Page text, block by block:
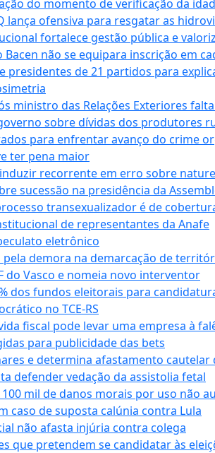
do momento de verificação da
lança ofensiva para resgatar as
fortalece gestão pública e
não se equipara inscrição em
de 21 partidos para
ministro das Relações Exteriores
sobre dívidas dos produtores
para enfrentar avanço do crime
ter pena maior
recorrente em erro sobre
sucessão na presidência da
transexualizador é de
de representantes da Anafe
eletrônico
pela demora na demarcação de
do Vasco e nomeia novo interventor
dos fundos eleitorais para
no TCE-RS
fiscal pode levar uma empresa à
para publicidade das bets
e determina afastamento cautelar
defender vedação da assistolia fetal
mil de danos morais por uso não
caso de suposta calúnia contra Lula
não afasta injúria contra colega
que pretendem se candidatar às